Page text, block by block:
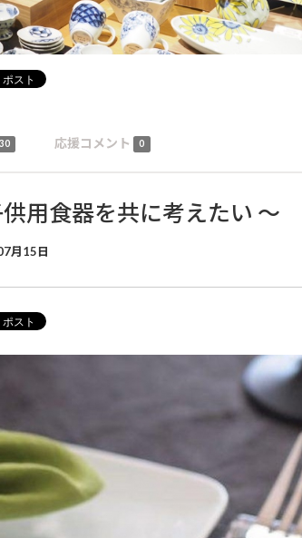
30 応援コメント 0
用食器を共に考えたい 〜
月15日